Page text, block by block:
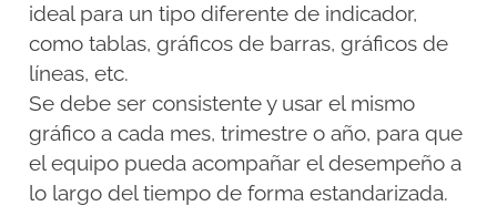
ideal para un tipo diferente de indicador,
como tablas, gráficos de barras, gráficos de
líneas, etc.
Se debe ser consistente y usar el mismo
gráfico a cada mes, trimestre o año, para que
el equipo pueda acompañar el desempeño a
lo largo del tiempo de forma estandarizada.